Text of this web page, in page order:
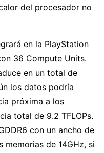
del procesador no
en la PlayStation
36 Compute Units.
en un total de
los datos podría
próxima a los
total de 9.2 TFLOPs.
con un ancho de
memorias de 14GHz, si